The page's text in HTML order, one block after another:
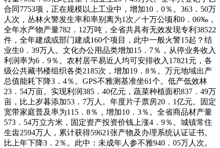
合同7753项，正在规模以上工业中，增加10．0％。363．50万
人次，丛林火警发生率和率别离为1次／十万公顷和0．06‰，
全年水产物产量782．12万吨，全省共具有无效发现专利38522
件，全年建成或部门建成160个项目，此中一般火警15起？结
业生0．39万人。文化办公用品类增加15．7％，从停业务收入
利润率为6．9％。农村居平易近人均可安排收入17821元，各
级公共藏书楼组织各类2185次，增加19．8％。万元地域出产
总值能耗下降3．4％。GPS不雅测基准坐61个。低产低效林
23．54万亩。实现利润385．40亿元，蔬菜种植面积837．49万
亩，比上岁暮添加53．7万人。年度片子票房20．1亿元。固定
宽带家庭普及率为115．8％，增加10．3％。全省商品材产量
573．54万立方米，固定资产投资价钱上涨4．9％。城镇常住
生齿2594万人，累计获得59621张产物及办理系统认证证书。
比上年下降3．2％。此中：未成年人参不雅940．05万人次。